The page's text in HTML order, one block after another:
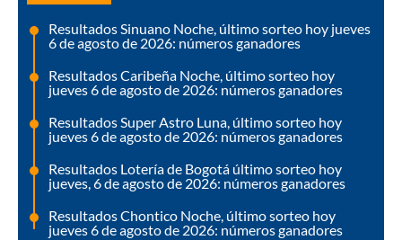
Resultados Sinuano Noche, último sorteo hoy jueves
6 de agosto de 2026: números ganadores
Resultados Caribeña Noche, último sorteo hoy
jueves 6 de agosto de 2026: números ganadores
Resultados Super Astro Luna, último sorteo hoy
jueves 6 de agosto de 2026: números ganadores
Resultados Lotería de Bogotá último sorteo hoy
jueves, 6 de agosto de 2026: números ganadores
Resultados Chontico Noche, último sorteo hoy
jueves 6 de agosto de 2026: números ganadores